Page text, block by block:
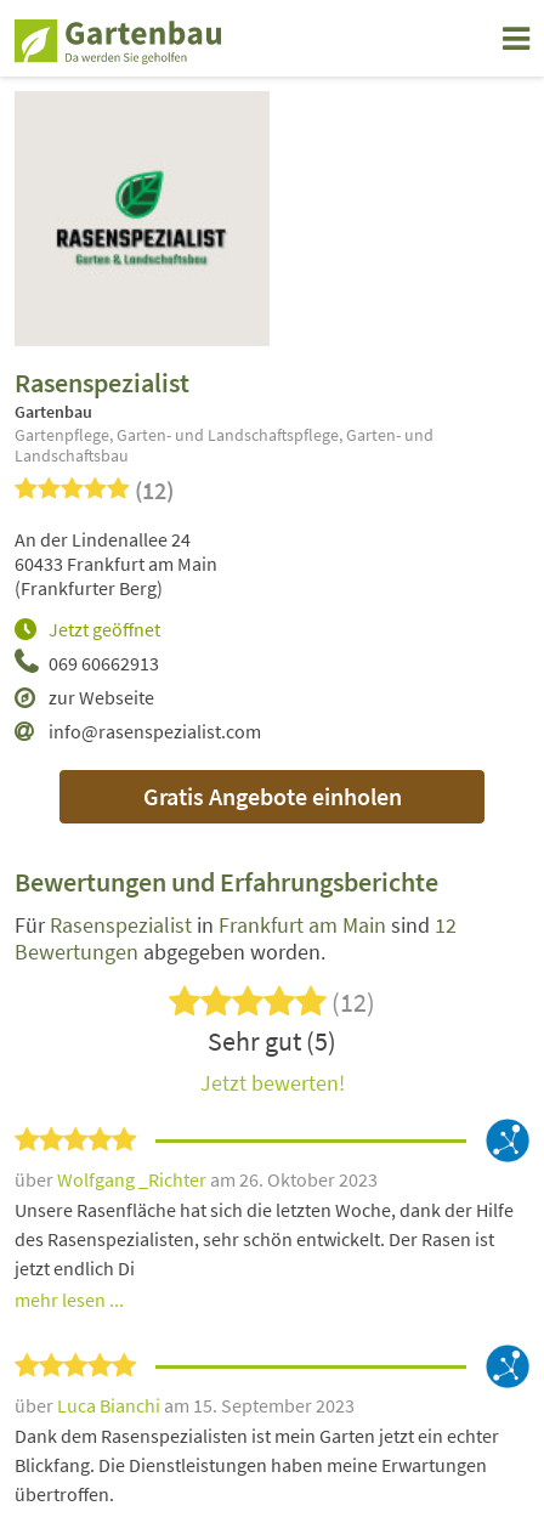
Rasenspezialist
Gartenbau
Gartenpflege, Garten- und Landschaftspflege, Garten- und
Landschaftsbau
(12)
069 60662913
zur Webseite
info@rasenspezialist.com
Jetzt geöffnet
An der Lindenallee 24
60433 Frankfurt am Main
(Frankfurter Berg)
Gratis Angebote einholen
Bewertungen und Erfahrungsberichte
FürRasenspezialist in Frankfurt am Main sind 12
Bewertungen abgegeben worden.
(12)
Sehr gut (5)
Jetzt bewerten!
überWolfgang _Richter am 26. Oktober 2023
Unsere Rasenfläche hat sich die letzten Woche, dank der Hilfe
des Rasenspezialisten, sehr schön entwickelt. Der Rasen ist
jetzt endlich Di
mehr lesen ...
über Luca Bianchi am 15. September 2023
Dank dem Rasenspezialisten ist mein Garten jetzt ein echter
Blickfang. Die Dienstleistungen haben meine Erwartungen
übertroffen.